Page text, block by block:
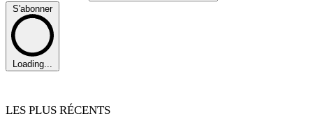
S'abonner
Loading...
LES PLUS RÉCENTS